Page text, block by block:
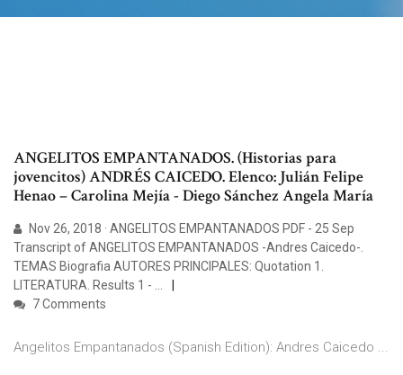
ANGELITOS EMPANTANADOS. (Historias para
jovencitos) ANDRÉS CAICEDO. Elenco: Julián Felipe
Henao – Carolina Mejía - Diego Sánchez Angela María
Nov 26, 2018 · ANGELITOS EMPANTANADOS PDF - 25 Sep
Transcript of ANGELITOS EMPANTANADOS -Andres Caicedo-.
TEMAS Biografia AUTORES PRINCIPALES: Quotation 1.
LITERATURA. Results 1 - …
7 Comments
Angelitos Empantanados (Spanish Edition): Andres Caicedo ...